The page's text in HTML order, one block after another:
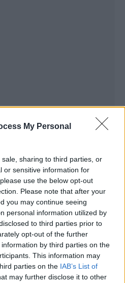
My Personal
sharing to third parties, or
or sensitive information for
use the below opt-out
Please note that after your
you may continue seeing
personal information utilized by
to third parties prior to
opt-out of the further
by third parties on the
This information may
parties on the IAB’s List of
may further disclose it to other
hot νέα.
θέματα γιαΜόδα,
Celebrities στο νέο
και στο Instagram